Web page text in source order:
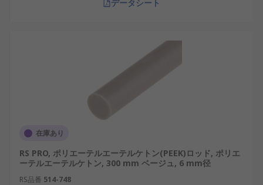
データシート
在庫あり
RS PRO, ポリエーテルエーテルケトン(PEEK)ロッド, ポリエ
ーテルエーテルケトン, 300 mm ベージュ, 6 mm径
RS品番 514-748